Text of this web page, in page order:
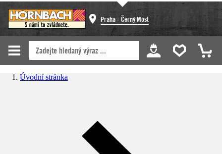
Praha - Černý Most
Úvodní stránka